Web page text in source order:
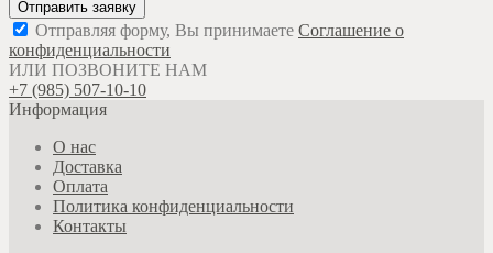
Отправляя форму, Вы принимаете Соглашение о
конфиденциальности
ИЛИ ПОЗВОНИТЕ НАМ
+7 (985) 507-10-10
Информация
О нас
Доставка
Оплата
Политика конфиденциальности
Контакты